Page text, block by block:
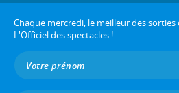
Chaque mercredi, le meilleur des sorties
L'Officiel des spectacles !